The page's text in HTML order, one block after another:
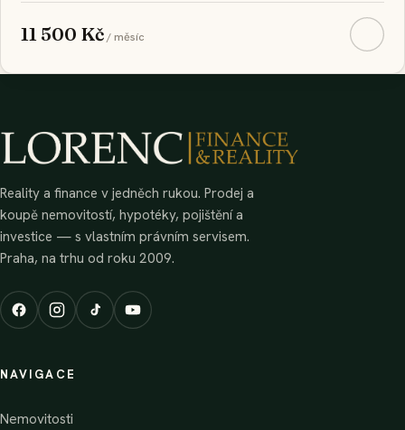
11 500 Kč/ měsíc
Reality a finance v jedněch rukou. Prodej a
koupě nemovitostí, hypotéky, pojištění a
investice — s vlastním právním servisem.
Praha, na trhu od roku 2009.
NAVIGACE
Nemovitosti